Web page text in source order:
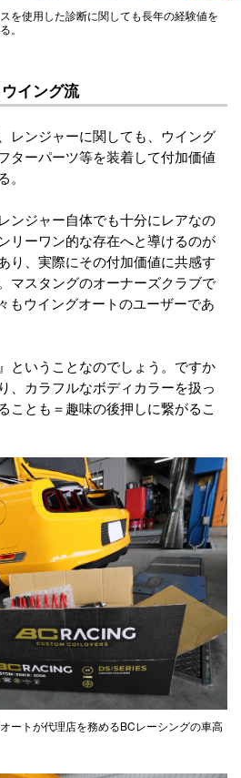
を使用した診断に関しても長年の経験値を
。
イング流
レンジャーに関しても、ウイング
ターパーツ等を装着して付加価値
ンジャー自体でも十分にレアなの
リーワン的な存在へと導けるのが
り、実際にその付加価値に共感す
マスタングのオーナーズクラブで
もウイングオートのユーザーであ
ということなのでしょう。ですか
、カラフルなボディカラーを扱っ
ことも＝趣味の後押しに繋がるこ
ートが代理店を務めるBCレーシングの車高